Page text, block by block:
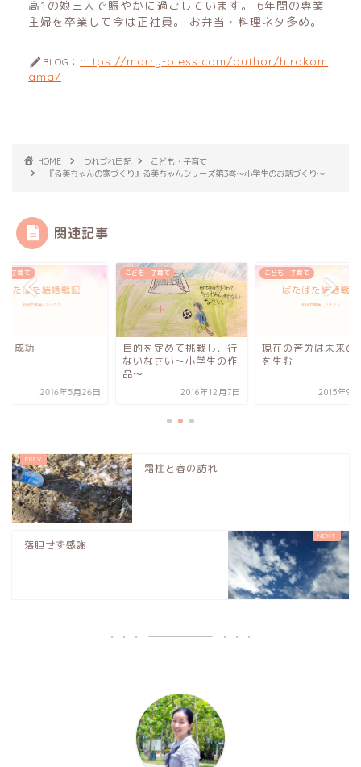
高1の娘三人で賑やかに過ごしています。 6年間の専業
主婦を卒業して今は正社員。 お弁当・料理ネタ多め。
BLOG： https://marry-bless.com/author/hirokom
ama/
HOME つれづれ日記
こども・子育て
『る美ちゃんの家づくり』る美ちゃんシリーズ第3巻〜小学生のお話づくり〜
関連記事
・子育て
り成功
2016年5月26日
こども・子育て
目的を定めて挑戦し、行
ないなさい〜小学生の作
品〜
2016年12月7日
こども・子育て
現在の苦労は未来の
を生む
2015年9
霜柱と春の訪れ
落胆せず感謝